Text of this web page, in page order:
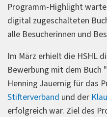
Programm-Highlight
digital zugeschalteten
alle Besucherinnen und
Im März erhielt die HSHL
Bewerbung mit dem Buch
Henning Jauernig für das
Stifterverband und der
erfolgreich war. Ziel des